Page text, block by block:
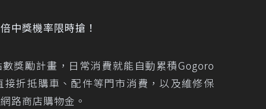
中獎機率限時搶！
獎勵計畫，日常消費就能自動累積Gogoro
折抵購車、配件等門市消費，以及維修保
路商店購物金。